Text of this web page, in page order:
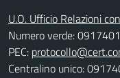
U.O. Ufficio Relazioni
Numero verde:
PEC:
Centralino unico: